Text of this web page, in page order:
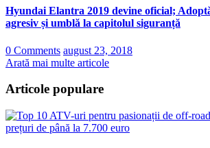
Hyundai Elantra 2019 devine oficial;
agresiv și umblă la capitolul siguranță
0 Comments august 23, 2018
Arată mai multe articole
Articole populare